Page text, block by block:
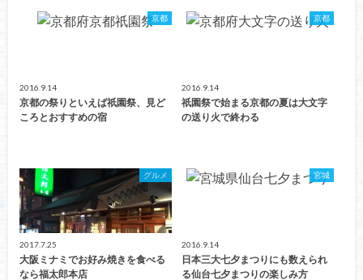
京都
2016.9.14
京都の祭りといえば祇園祭、見ど
ころとおすすめの宿
京都
2016.9.14
祇園祭で始まる京都の夏は大文字
の送り火で終わる
グルメ
2017.7.25
大阪ミナミでお好み焼きを食べる
なら福太郎本店
宮城
2016.9.14
日本三大七夕まつりにも数えられ
る仙台七夕まつりの楽しみ方